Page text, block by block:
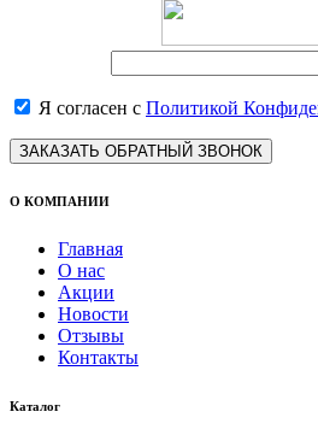
Я согласен с Политикой
ЗАКАЗАТЬ ОБРАТНЫЙ ЗВОНОК
О КОМПАНИИ
Главная
О нас
Акции
Новости
Отзывы
Контакты
Каталог